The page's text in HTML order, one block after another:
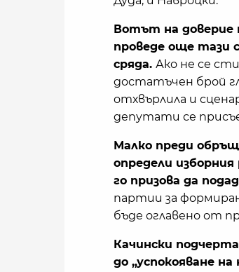
Вотът на доверие
проведе още тази
сряда. Ако не се
достатъчен брой
отхвърлила и
депутати се
Малко преди
определи
го призова да
партии за
бъде оглавено от
Качински
до „успокояване